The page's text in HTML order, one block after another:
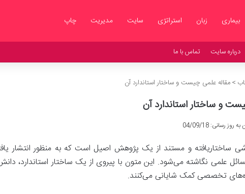
بیماری زبان استراتژی سایت مدیریت چاپ
درباره سایت تماس با ما
>مقاله علمی چیست و ساختار استاندارد آن
و ساختار استاندارد آن
روز رسانی: 04/09/18
ساختاریافته و مستند از یک پژوهش اصیل است که به منظور انتشار
علمی نگاشته می‌شود. این متون با پیروی از یک ساختار استاندارد،
تخصصی کمک شایانی می‌کنند.